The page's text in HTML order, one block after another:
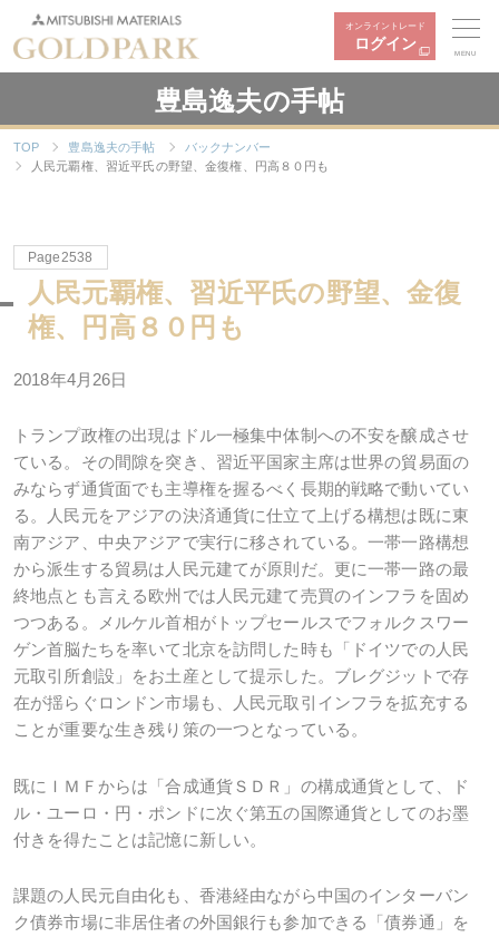
オンライントレード
ログイン
MENU
豊島逸夫の手帖
TOP 豊島逸夫の手帖
バックナンバー
人民元覇権、習近平氏の野望、金復権、円高８０円も
Page2538
人民元覇権、習近平氏の野望、金復
権、円高８０円も
2018年4月26日
トランプ政権の出現はドル一極集中体制への不安を醸成させ
ている。その間隙を突き、習近平国家主席は世界の貿易面の
みならず通貨面でも主導権を握るべく長期的戦略で動いてい
る。人民元をアジアの決済通貨に仕立て上げる構想は既に東
南アジア、中央アジアで実行に移されている。一帯一路構想
から派生する貿易は人民元建てが原則だ。更に一帯一路の最
終地点とも言える欧州では人民元建て売買のインフラを固め
つつある。メルケル首相がトップセールスでフォルクスワー
ゲン首脳たちを率いて北京を訪問した時も「ドイツでの人民
元取引所創設」をお土産として提示した。ブレグジットで存
在が揺らぐロンドン市場も、人民元取引インフラを拡充する
ことが重要な生き残り策の一つとなっている。
既にＩＭＦからは「合成通貨ＳＤＲ」の構成通貨として、ド
ル・ユーロ・円・ポンドに次ぐ第五の国際通貨としてのお墨
付きを得たことは記憶に新しい。
課題の人民元自由化も、香港経由ながら中国のインターバン
ク債券市場に非居住者の外国銀行も参加できる「債券通」を